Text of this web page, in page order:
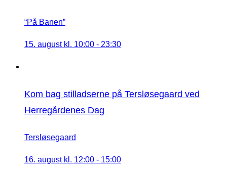
“På Banen”
15. august kl. 10:00 - 23:30
Kom bag stilladserne på Tersløsegaard ved
Herregårdenes Dag
Tersløsegaard
16. august kl. 12:00 - 15:00